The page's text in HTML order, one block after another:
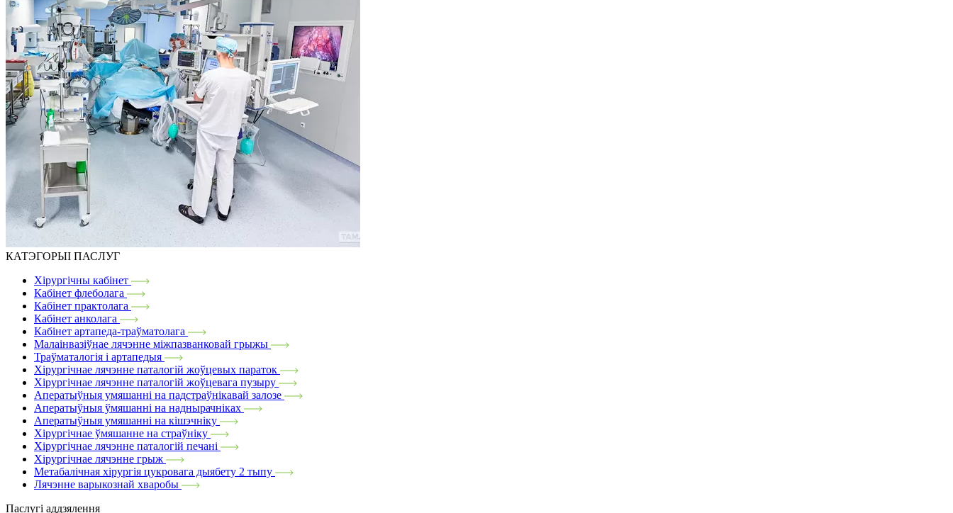
КАТЭГОРЫІ ПАСЛУГ
Хірургічны кабінет
Кабінет флеболага
Кабінет практолага
Кабінет анколага
Кабінет артапеда-траўматолага
Малаінвазіўнае лячэнне міжпазванковай грыжы
Траўматалогія і артапедыя
Хірургічнае лячэнне паталогій жоўцевых параток
Хірургічнае лячэнне паталогій жоўцевага пузыру
Аператыўныя умяшанні на падстраўнікавай залозе
Аператыўныя ўмяшанні на наднырачніках
Аператыўныя умяшанні на кішэчніку
Хірургічнае ўмяшанне на страўніку
Хірургічнае лячэнне паталогій печані
Хірургічнае лячэнне грыж
Метабалічная хірургія цукровага дыябету 2 тыпу
Лячэнне варыкознай хваробы
Паслугі аддзялення